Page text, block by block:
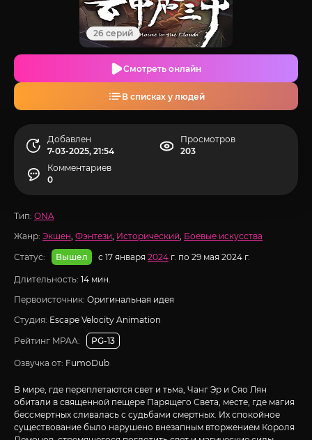
26 серий
Смотреть онлайн
В списках у людей
Добавлен
7-03-2025, 21:54
Просмотров
203
Комментариев
0
Тип: ONA
Жанр: Экшен, Фэнтези, Исторический, Боевые искусства
Статус:
Вышел с 17 января 2024 г. по 29 мая 2024 г.
Длительность: 14 мин.
Первоисточник: Оригинальная идея
Студия: Escape Velocity Animation
Рейтинг MPAA:
PG-13
Озвучка от: FumoDub
В мире, где переплетаются свет и тьма, Чанг Эр и Сяо Лян
обитали в священной пещере Парящего Света, месте, где магия
бессмертных сливалась с судьбами смертных. Их спокойное
существование было нарушено внезапным вторжением Короля